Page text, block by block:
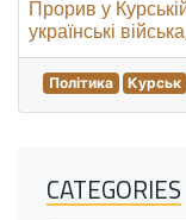
Прорив у
українські
Політика Курськ
CATEGORIES